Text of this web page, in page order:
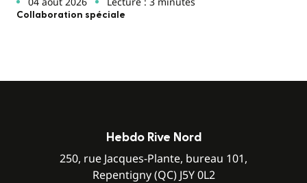
Collaboration spéciale
Hebdo Rive Nord
250, rue Jacques-Plante, bureau 101,
Repentigny (QC) J5Y 0L2